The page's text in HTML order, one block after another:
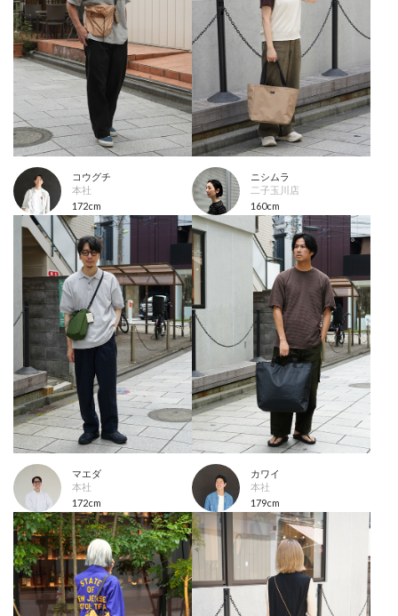
コウグチ
本社
172cm
ニシムラ
二子玉川店
160cm
マエダ
本社
172cm
カワイ
本社
179cm